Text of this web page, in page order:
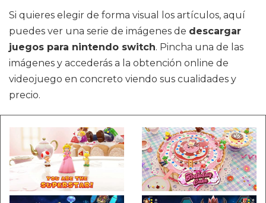
Si quieres elegir de forma visual los artículos, aquí
puedes ver una serie de imágenes de descargar
juegos para nintendo switch. Pincha una de las
imágenes y accederás a la obtención online de
videojuego en concreto viendo sus cualidades y
precio.